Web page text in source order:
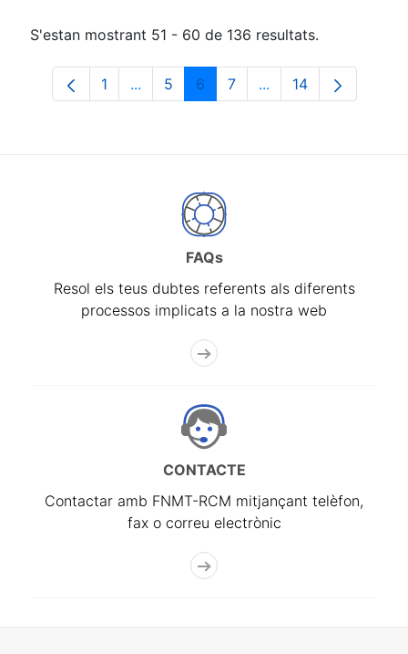
S'estan mostrant 51 - 60 de 136 resultats.
Pàgina
1 ...Pàgines intermèdies Utilitzeu TAB per
Pàgina
5 Pàgina
6 Pàgina
7 ...PàginesPàgina
14
FAQs
Resol els teus dubtes referents als diferents
processos implicats a la nostra web
CONTACTE
Contactar amb FNMT-RCM mitjançant telèfon,
fax o correu electrònic